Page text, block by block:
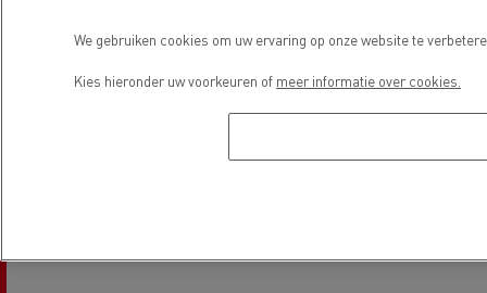
We gebruiken cookies om uw ervaring op onze website te
Kies hieronder uw voorkeuren of meer informatie over cookies.